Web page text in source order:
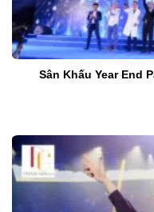
Sân Khấu Year End